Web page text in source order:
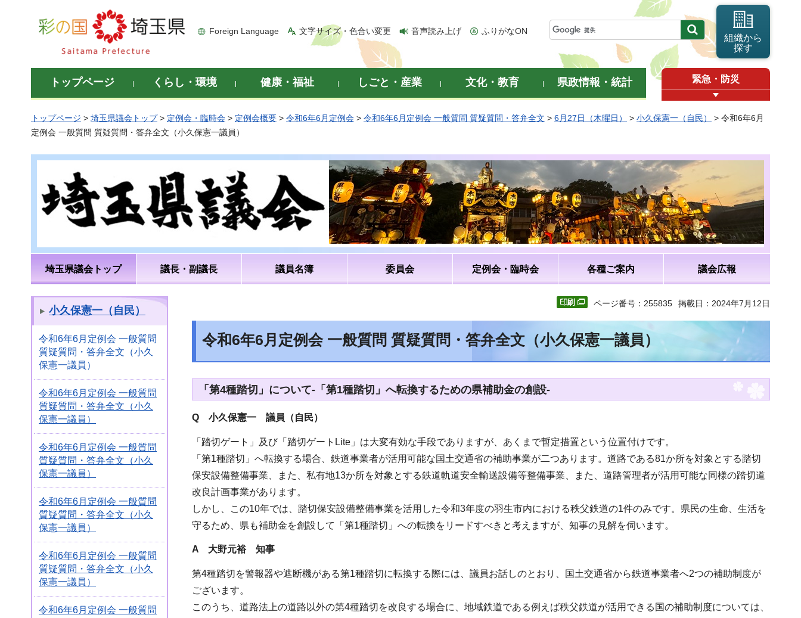
彩の国 埼玉県
Foreign Language 文字サイズ・色合い変更 音声読み上げ ふりがなON
組織から
探す
トップページ くらし・環境 健康・福祉 しごと・産業 文化・教育 県政情報・統計 緊急・防災
トップページ > 埼玉県議会トップ> 定例会・臨時会 > 定例会概要 > 令和6年6月定例会 > 令和6年6月定例会 一般質問 質疑質問・答弁全文 > 6月27日（木曜日） > 小久保憲一（自民）
> 令和6年6月
定例会 一般質問 質疑質問・答弁全文（小久保憲一議員）
埼玉県議会トップ 議長・副議長 議員名簿 委員会 定例会・臨時会 各種ご案内 議会広報
小久保憲一（自民）
令和6年6月定例会 一般質問
質疑質問・答弁全文（小久
保憲一議員）
令和6年6月定例会 一般質問
質疑質問・答弁全文（小久
保憲一議員）
令和6年6月定例会 一般質問
質疑質問・答弁全文（小久
保憲一議員）
令和6年6月定例会 一般質問
質疑質問・答弁全文（小久
保憲一議員）
令和6年6月定例会 一般質問
質疑質問・答弁全文（小久
保憲一議員）
令和6年6月定例会 一般質問
ページ番号：255835 掲載日：2024年7月12日
令和6年6月定例会 一般質問 質疑質問・答弁全文（小久保憲一議員）
「第4種踏切」について-「第1種踏切」へ転換するための県補助金の創設-
Q 小久保憲一 議員（自民）
「踏切ゲート」及び「踏切ゲートLite」は大変有効な手段でありますが、あくまで暫定措置という位置付けです。
「第1種踏切」へ転換する場合、鉄道事業者が活用可能な国土交通省の補助事業が二つあります。道路である81か所を対象とする踏切
保安設備整備事業、また、私有地13か所を対象とする鉄道軌道安全輸送設備等整備事業、また、道路管理者が活用可能な同様の踏切道
改良計画事業があります。
しかし、この10年では、踏切保安設備整備事業を活用した令和3年度の羽生市内における秩父鉄道の1件のみです。県民の生命、生活を
守るため、県も補助金を創設して「第1種踏切」への転換をリードすべきと考えますが、知事の見解を伺います。
A 大野元裕 知事
第4種踏切を警報器や遮断機がある第1種踏切に転換する際には、議員お話しのとおり、国土交通省から鉄道事業者へ2つの補助制度が
ございます。
このうち、道路法上の道路以外の第4種踏切を改良する場合に、地域鉄道である例えば秩父鉄道が活用できる国の補助制度については、